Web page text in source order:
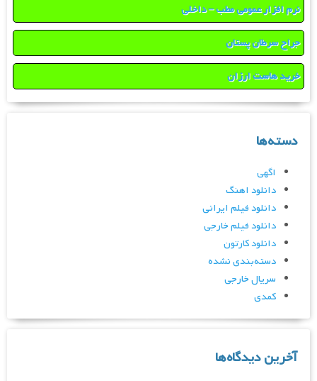
نرم افزار عمومی مطب – داخلی
جراح سرطان پستان
خرید هاست ارزان
دسته‌ها
اگهی
دانلود اهنگ
دانلود فیلم ایرانی
دانلود فیلم خارجی
دانلود کارتون
دسته‌بندی نشده
سریال خارجی
کمدی
آخرین دیدگاه‌ها